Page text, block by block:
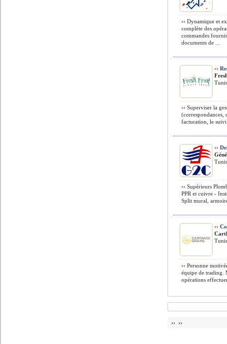
›› Dynamique et
complète des
commandes
documents de ...
››
›› Superviser la
(correspondances,
facturation, le suivi
››
›› Supérieurs
PPR et cuivre -
Split mural,
››
›› Personne
équipe de trading.
opérations
›› ››